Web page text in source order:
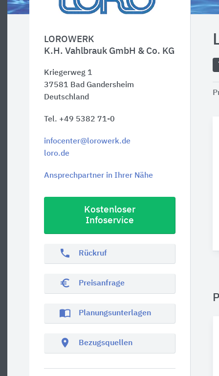
LOROWERK
K.H. Vahlbrauk GmbH & Co. KG
Kriegerweg 1
37581 Bad Gandersheim
Deutschland
Tel. +49 5382 71-0
infocenter@lorowerk.de
loro.de
Ansprechpartner in Ihrer Nähe
Kostenloser
Infoservice
phone Rückruf
euro_symbol Preisanfrage
import_contacts Planungsunterlagen
location_on Bezugsquellen